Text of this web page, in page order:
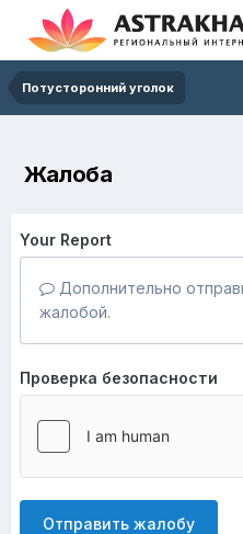
Потусторонний уголок
Жалоба
Your Report
Дополнительно
жалобой.
Проверка безопасности
Отправить жалобу